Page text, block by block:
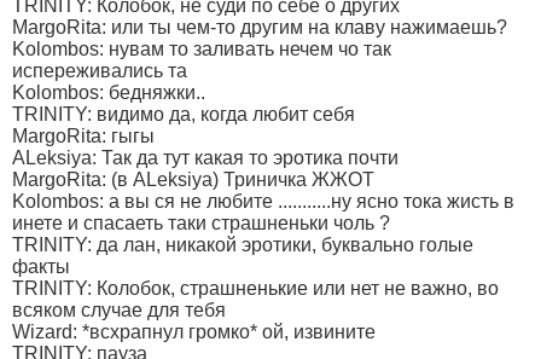
TRINITY: Колобок, не суди по себе о других
MargoRita: или ты чем-то другим на клаву нажимаешь?
Kolombos: нувам то заливать нечем чо так
испереживались та
Kolombos: бедняжки..
TRINITY: видимо да, когда любит себя
MargoRita: гыгы
ALeksiya: Так да тут какая то эротика почти
MargoRita: (в ALeksiya) Триничка ЖЖОТ
Kolombos: а вы ся не любите ...........ну ясно тока жисть в
инете и спасаеть таки страшненьки чоль ?
TRINITY: да лан, никакой эротики, буквально голые
факты
TRINITY: Колобок, страшненькие или нет не важно, во
всяком случае для тебя
Wizard: *всхрапнул громко* ой, извините
TRINITY: пауза